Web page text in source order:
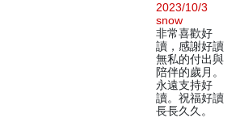
2023/10/3
snow
非常喜歡好
讀，感謝好讀
無私的付出與
陪伴的歲月。
永遠支持好
讀。祝福好讀
長長久久。